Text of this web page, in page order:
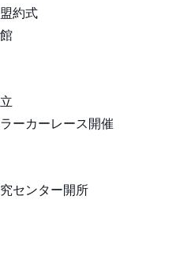
育交流盟約式
フ協会設立
ーカーレース開催
同研究センター開所